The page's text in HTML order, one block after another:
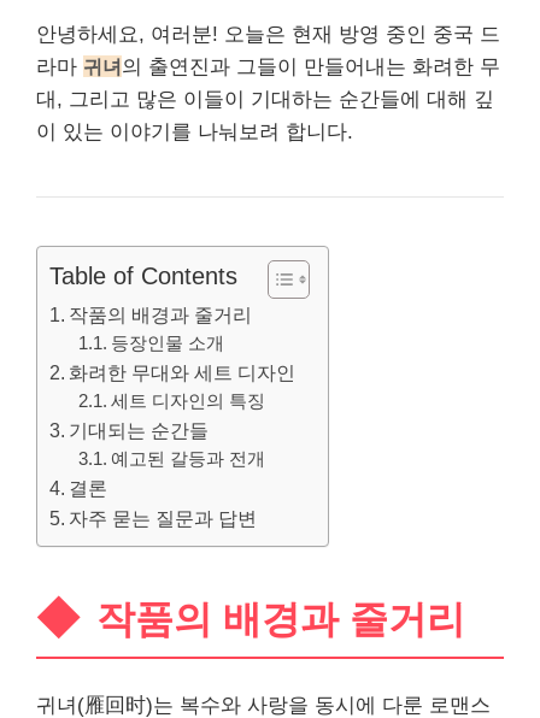
안녕하세요, 여러분! 오늘은 현재 방영 중인 중국 드
라마 귀녀의 출연진과 그들이 만들어내는 화려한 무
대, 그리고 많은 이들이 기대하는 순간들에 대해 깊
이 있는 이야기를 나눠보려 합니다.
Table of Contents
작품의 배경과 줄거리
등장인물 소개
화려한 무대와 세트 디자인
세트 디자인의 특징
기대되는 순간들
예고된 갈등과 전개
결론
자주 묻는 질문과 답변
작품의 배경과 줄거리
귀녀(雁回时)는 복수와 사랑을 동시에 다룬 로맨스